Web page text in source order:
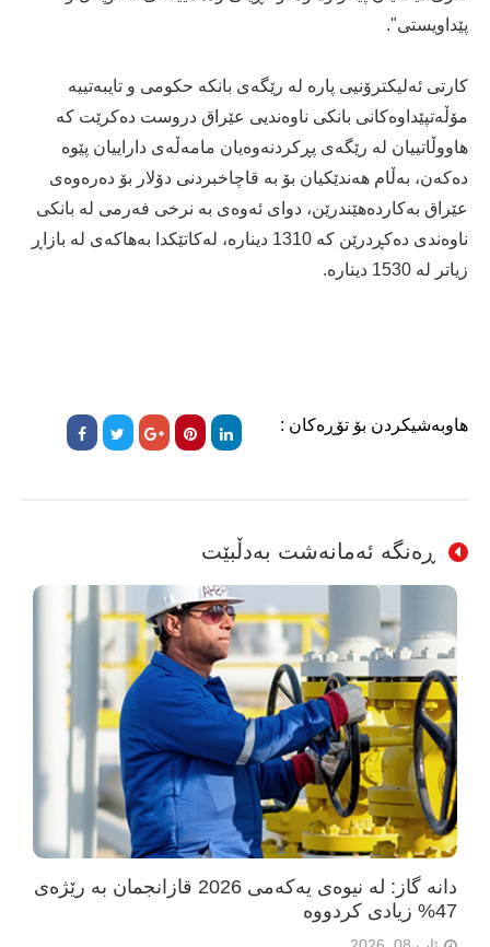
پێداویستی".
کارتى ئەلیکترۆنیى پارە لە رێگەى بانکە حکومى و تایبەتییە
مۆڵەتپێداوەکانى بانکى ناوەندیی عێراق دروست دەکرێت کە
هاووڵاتییان لە رێگەى پڕکردنەوەیان مامەڵەی داراییان پێوە
دەکەن، بەڵام هەندێکیان بۆ بە قاچاخبردنى دۆلار بۆ دەرەوەى
عێراق بەکاردەهێندرێن، دواى ئەوەى بە نرخى فەرمى لە بانکى
ناوەندى دەکڕدرێن کە 1310 دینارە، لەکاتێکدا بەهاکەى لە بازاڕ
زیاتر لە 1530 دینارە.
هاوبەشیکردن بۆ تۆڕەکان :
ڕەنگە ئەمانەشت بەدڵبێت
دانە گاز: لە نیوەی یەکەمی 2026 قازانجمان بە رێژەی
47% زیادی کردووە